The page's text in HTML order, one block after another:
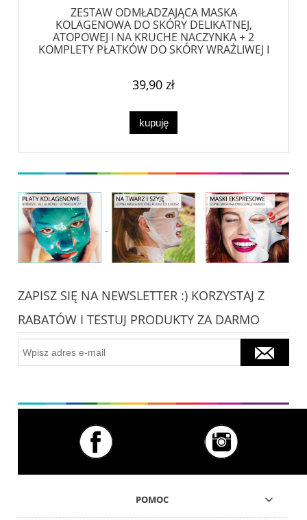
ZESTAW ODMŁADZAJĄCA MASKA
KOLAGENOWA DO SKÓRY DELIKATNEJ,
ATOPOWEJ I NA KRUCHE NACZYNKA + 2
KOMPLETY PŁATKÓW DO SKÓRY WRAŻLIWEJ I
39,90 zł
kupuję
ZAPISZ SIĘ NA NEWSLETTER :) KORZYSTAJ Z
RABATÓW I TESTUJ PRODUKTY ZA DARMO
POMOC